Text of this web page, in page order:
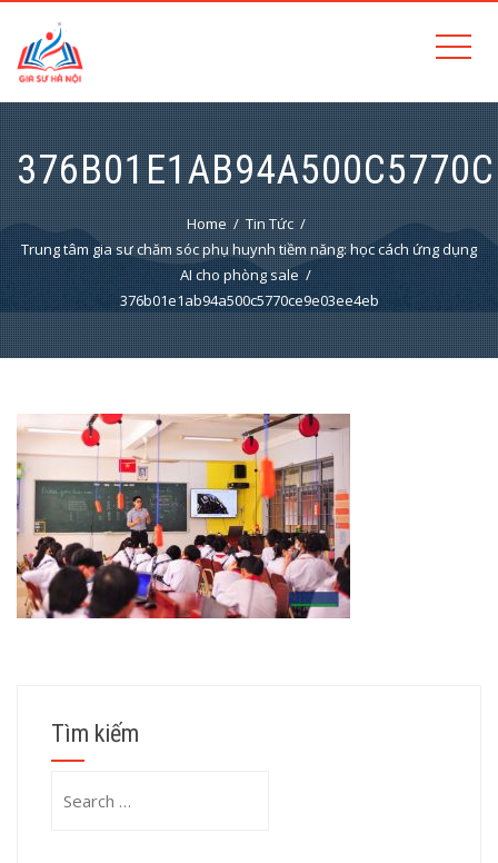
Home
Tin Tức
Trung tâm gia sư chăm sóc phụ huynh tiềm năng: học cách ứng dụng
AI cho phòng sale
376b01e1ab94a500c5770ce9e03ee4eb
Tìm kiếm